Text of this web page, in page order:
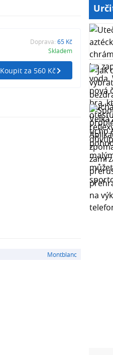
Doprava: 65 Kč
Skladem
Koupit za 560 Kč
Montblanc